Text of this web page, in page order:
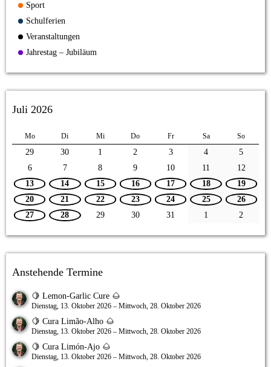
Sport
Schulferien
Veranstaltungen
Jahrestag – Jubiläum
Juli 2026
Mo Di Mi Do Fr Sa So
29 30 1 2 3 4
5
6
7 8 9 10 11
12
13
14 15 16 17 18
19
20
21 22 23 24 25
26
27
28 29 30 31 1 2
Anstehende Termine
🍋 Lemon-Garlic Cure 🌰
Dienstag, 13. Oktober 2026 – Mittwoch, 28. Oktober 2026
🍋 Cura Limão-Alho 🌰
Dienstag, 13. Oktober 2026 – Mittwoch, 28. Oktober 2026
🍋 Cura Limón-Ajo 🌰
Dienstag, 13. Oktober 2026 – Mittwoch, 28. Oktober 2026